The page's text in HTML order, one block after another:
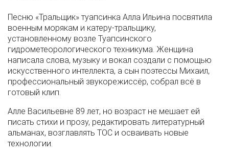
Песню «Тральщик» туапсинка Алла Ильина посвятила
военным морякам и катеру-тральщику,
установленному возле Туапсинского
гидрометеорологического техникума. Женщина
написала слова, музыку и вокал создали с помощью
искусственного интеллекта, а сын поэтессы Михаил,
профессиональный звукорежиссёр, собрал всё в
готовый клип.
Алле Васильевне 89 лет, но возраст не мешает ей
писать стихи и прозу, редактировать литературный
альманах, возглавлять ТОС и осваивать новые
технологии.